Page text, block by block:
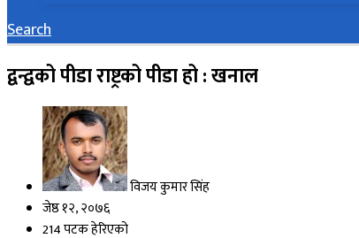
Search
द्वन्द्वको पीडा राष्ट्रको पीडा हो : खनाल
विजय कुमार सिंह
जेष्ठ १२, २०७६
214 पटक हेरिएको